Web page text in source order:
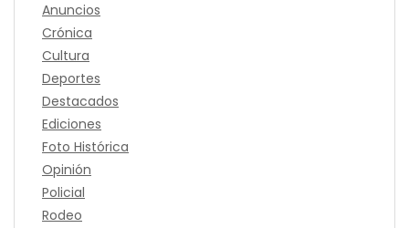
Anuncios
Crónica
Cultura
Deportes
Destacados
Ediciones
Foto Histórica
Opinión
Policial
Rodeo